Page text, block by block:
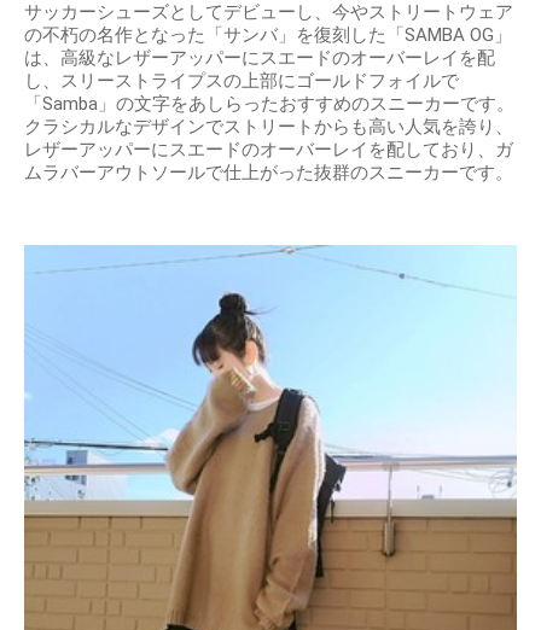
サッカーシューズとしてデビューし、今やストリートウェア
の不朽の名作となった「サンバ」を復刻した「SAMBA OG」
は、高級なレザーアッパーにスエードのオーバーレイを配
し、スリーストライプスの上部にゴールドフォイルで
「Samba」の文字をあしらったおすすめのスニーカーです。
クラシカルなデザインでストリートからも高い人気を誇り、
レザーアッパーにスエードのオーバーレイを配しており、ガ
ムラバーアウトソールで仕上がった抜群のスニーカーです。